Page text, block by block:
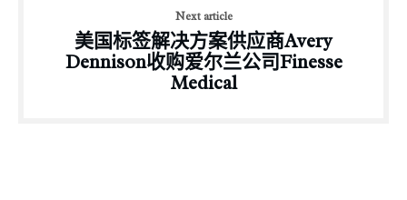
Next article
美国标签解决方案供应商Avery
Dennison收购爱尔兰公司Finesse
Medical